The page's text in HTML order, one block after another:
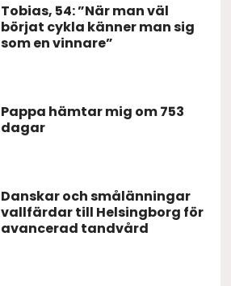
Tobias, 54: ”När man väl
börjat cykla känner man sig
som en vinnare”
Pappa hämtar mig om 753
dagar
Danskar och smålänningar
vallfärdar till Helsingborg för
avancerad tandvård